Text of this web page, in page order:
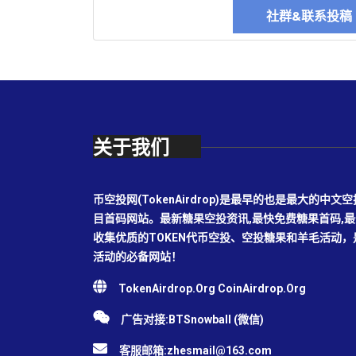
社群&联系投
关于我们
币空投网(TokenAirdrop)是最早的也是最大的中文
目首码网站。最新糖果空投资讯,最快免费糖果首码,
收集优质的TOKEN代币空投、空投糖果和羊毛活动
活动的必备网站！
TokenAirdrop.Org CoinAirdrop.Org
广告对接:BTSnowball (微信)
客服邮箱:zhesmail@163.com